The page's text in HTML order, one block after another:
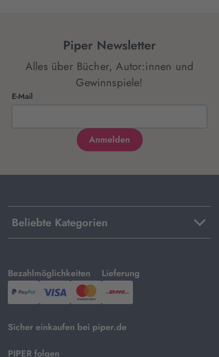
Piper Newsletter
Alles über Bücher, Autor:innen und
Gewinnspiele!
E-Mail
Beliebte Kategorien
Bezahlmöglichkeiten
mit
PayPal,Visa
und
Lieferung
mit
DHL.
Sicher einkaufen bei piper.de
PIPER folgen